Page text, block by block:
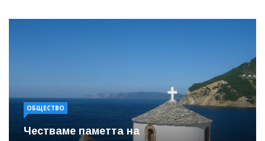
ОБЩЕСТВО
Честваме паметта на